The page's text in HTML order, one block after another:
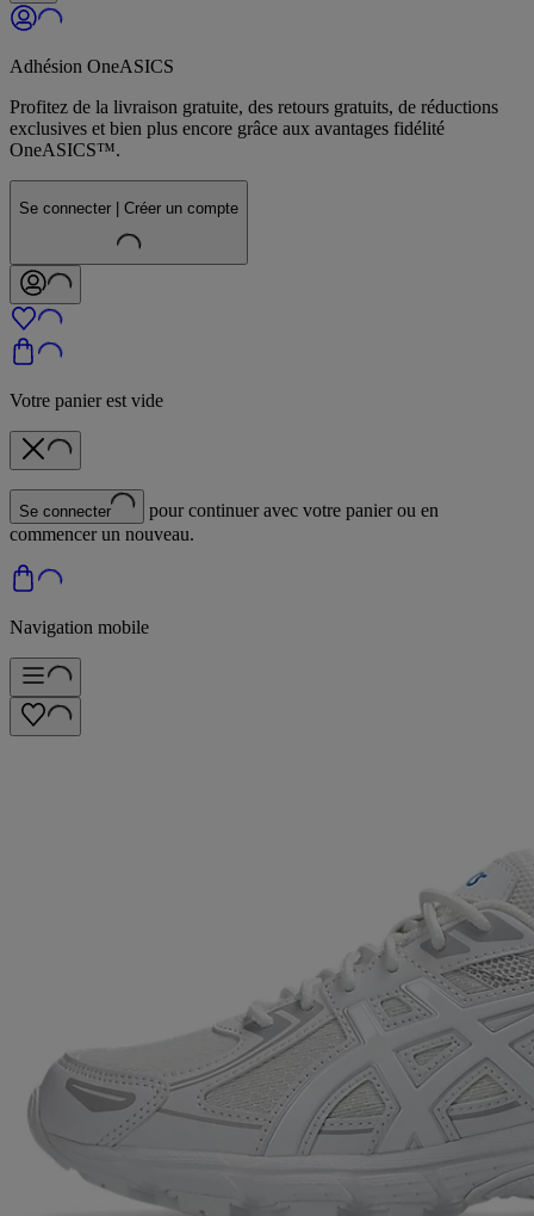
Adhésion OneASICS
Profitez de la livraison gratuite, des retours gratuits, de réductions
exclusives et bien plus encore grâce aux avantages fidélité
OneASICS™.
Se connecter | Créer un compte
Votre panier est vide
Se connecter
pour continuer avec votre panier ou en
commencer un nouveau.
Navigation mobile